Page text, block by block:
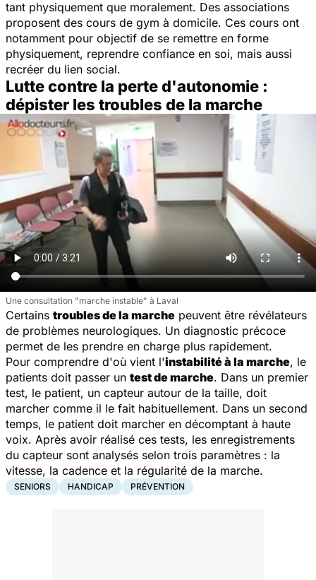
tant physiquement que moralement. Des associations
proposent des cours de gym à domicile. Ces cours ont
notamment pour objectif de se remettre en forme
physiquement, reprendre confiance en soi, mais aussi
recréer du lien social.
Lutte contre la perte d'autonomie :
dépister les troubles de la marche
Une consultation "marche instable" à Laval
Certains troubles de la marche peuvent être révélateurs
de problèmes neurologiques. Un diagnostic précoce
permet de les prendre en charge plus rapidement.
Pour comprendre d'où vient l'instabilité à la marche, le
patients doit passer un test de marche. Dans un premier
test, le patient, un capteur autour de la taille, doit
marcher comme il le fait habituellement. Dans un second
temps, le patient doit marcher en décomptant à haute
voix. Après avoir réalisé ces tests, les enregistrements
du capteur sont analysés selon trois paramètres : la
vitesse, la cadence et la régularité de la marche.
SENIORS HANDICAP PRÉVENTION